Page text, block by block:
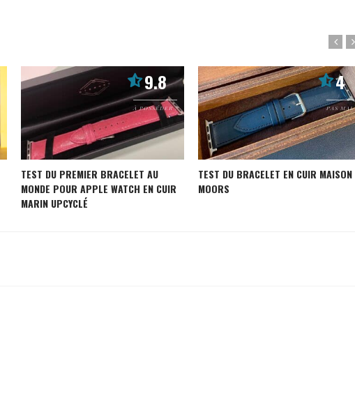
9.8
À POSSÉDER !
TEST DU PREMIER BRACELET AU
MONDE POUR APPLE WATCH EN CUIR
MARIN UPCYCLÉ
4
PAS MAL
TEST DU BRACELET EN CUIR MAISON
MOORS